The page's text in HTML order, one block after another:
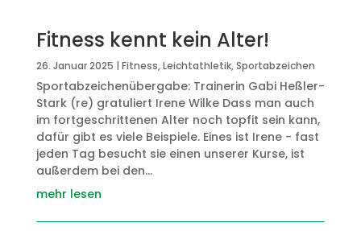
Fitness kennt kein Alter!
26. Januar 2025 | Fitness,Leichtathletik,Sportabzeichen
Sportabzeichenübergabe: Trainerin Gabi Heßler-
Stark (re) gratuliert Irene Wilke Dass man auch
im fortgeschrittenen Alter noch topfit sein kann,
dafür gibt es viele Beispiele. Eines ist Irene - fast
jeden Tag besucht sie einen unserer Kurse, ist
außerdem bei den...
mehr lesen